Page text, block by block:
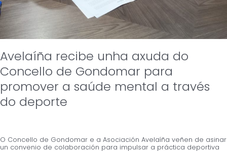
Avelaíña recibe unha axuda do
Concello de Gondomar para
promover a saúde mental a través
do deporte
O Concello de Gondomar e a Asociación Avelaíña veñen de asinar
un convenio de colaboración para impulsar a práctica deportiva